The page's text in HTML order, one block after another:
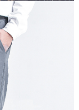
之同意方可使用
，本公司不負相關責
用戶狀況，依本公司即
，本公司將視審查結果
發現惡意使用之情形，
並採取法律行動。